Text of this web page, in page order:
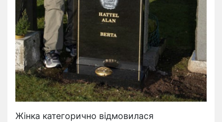
Жінка категорично відмовилася